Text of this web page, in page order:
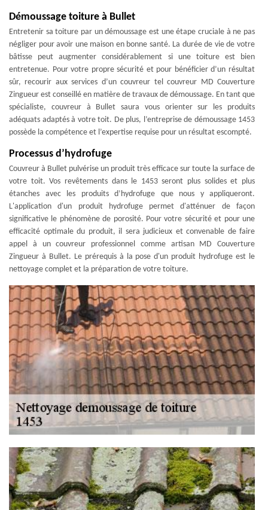
Démoussage toiture à Bullet
Entretenir sa toiture par un démoussage est une étape cruciale à ne pas
négliger pour avoir une maison en bonne santé. La durée de vie de votre
bâtisse peut augmenter considérablement si une toiture est bien
entretenue. Pour votre propre sécurité et pour bénéficier d’un résultat
sûr, recourir aux services d’un couvreur tel couvreur MD Couverture
Zingueur est conseillé en matière de travaux de démoussage. En tant que
spécialiste, couvreur à Bullet saura vous orienter sur les produits
adéquats adaptés à votre toit. De plus, l’entreprise de démoussage 1453
possède la compétence et l’expertise requise pour un résultat escompté.
Processus d’hydrofuge
Couvreur à Bullet pulvérise un produit très efficace sur toute la surface de
votre toit. Vos revêtements dans le 1453 seront plus solides et plus
étanches avec les produits d’hydrofuge que nous y appliqueront.
L'application d'un produit hydrofuge permet d'atténuer de façon
significative le phénomène de porosité. Pour votre sécurité et pour une
efficacité optimale du produit, il sera judicieux et convenable de faire
appel à un couvreur professionnel comme artisan MD Couverture
Zingueur à Bullet. Le prérequis à la pose d'un produit hydrofuge est le
nettoyage complet et la préparation de votre toiture.